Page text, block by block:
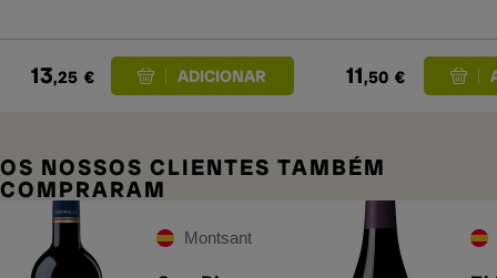
13,25 € 11,50 €
OS NOSSOS CLIENTES TAMBÉM
COMPRARAM
Montsant